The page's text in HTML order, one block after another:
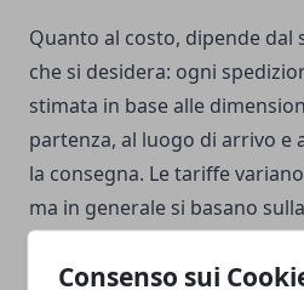
Consenso sui
Quanto al costo, dipende dal
che si desidera: ogni
stimata in base alle
partenza, al luogo di arrivo e
la consegna. Le tariffe
ma in generale si basano
sulla velocità di consegna
variare in base al tipo di